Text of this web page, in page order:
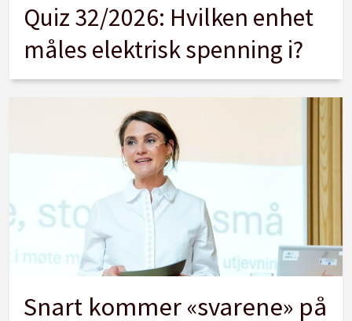
Quiz 32/2026: Hvilken enhet
måles elektrisk spenning i?
Snart kommer «svarene» på